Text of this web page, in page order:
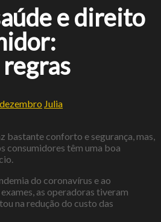
e direito
Julia
bastante conforto e segurança, mas,
consumidores têm uma boa
do coronavírus e ao
as operadoras tiveram
na redução do custo das